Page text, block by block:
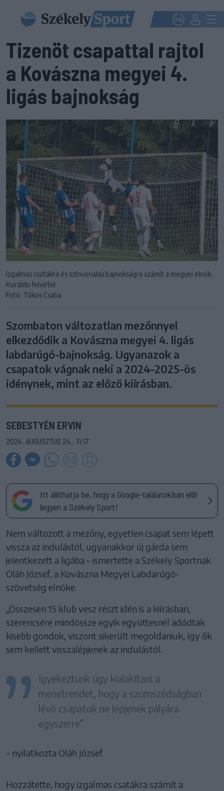
Tizenöt csapattal rajtol
a Kovászna megyei 4.
ligás bajnokság
Izgalmas csatákra és színvonalas bajnokságra számít a megyei elnök.
Korábbi felvétel
Fotó: Tókos Csaba
Szombaton változatlan mezőnnyel
elkezdődik a Kovászna megyei 4. ligás
labdarúgó-bajnokság. Ugyanazok a
csapatok vágnak neki a 2024–2025-ös
idénynek, mint az előző kiírásban.
SEBESTYÉN ERVIN
2024. AUGUSZTUS 24., 11:17
Itt állíthatja be, hogy a Google-találatokban elöl
legyen a Székely Sport!
Nem változott a mezőny, egyetlen csapat sem lépett
vissza az indulástól, ugyanakkor új gárda sem
jelentkezett a ligába – ismertette a Székely Sportnak
Oláh József, a Kovászna Megyei Labdarúgó-
szövetség elnöke.
„Összesen 15 klub vesz részt idén is a kiírásban,
szerencsére mindössze egyik együttesnél adódtak
kisebb gondok, viszont sikerült megoldaniuk, így ők
sem kellett visszalépjenek az indulástól.
Igyekeztünk úgy kialakítani a
menetrendet, hogy a szomszédságban
lévő csapatok ne lépjenek pályára
egyszerre”
– nyilatkozta Oláh József.
Hozzátette, hogy izgalmas csatákra számít a